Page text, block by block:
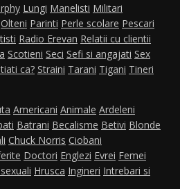
Lungi Manelisti Militari
Olteni Parinti Perle scolare Pescari
Radio Erevan Relatii cu clientii
Scotieni Seci Sefi si angajati Sex
ca? Straini Tarani Tigani Tineri
Americani Animale Ardeleni
Batrani Becalisme Betivi Blonde
Chuck Norris Ciobani
Doctori Englezi Evrei Femei
Hrusca Ingineri Intrebari si